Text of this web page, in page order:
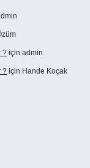
? için admin
? için Hande Koçak